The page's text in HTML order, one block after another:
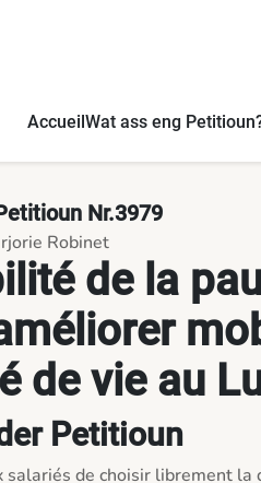
AccueilWat ass eng
de la
de vie au
Nr.3979
Robinet
Petitioun
salariés de choisir librement la